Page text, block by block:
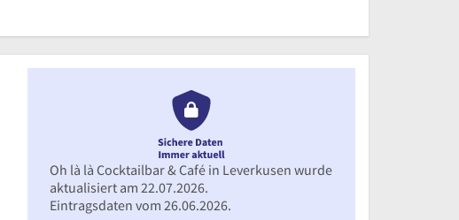
Oh là là Cocktailbar & Café in Leverkusen wurde
aktualisiert am 22.07.2026.
Eintragsdaten vom 26.06.2026.